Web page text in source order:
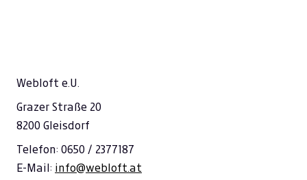
Webloft e.U.
Grazer Straße 20
8200 Gleisdorf
Telefon: 0650 / 2377187
E-Mail: info@webloft.at